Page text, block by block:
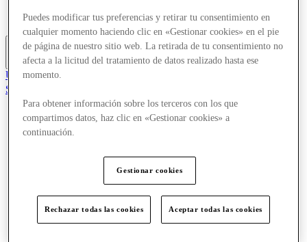
Tarjetas regalo
Más
Únete al Club
Salvado
es
Tiendas
Ofertas
Tarjetas regalo
Puedes modificar tus preferencias y retirar tu consentimiento en
cualquier momento haciendo clic en «Gestionar cookies» en el pie
de página de nuestro sitio web. La retirada de tu consentimiento no
afecta a la licitud del tratamiento de datos realizado hasta ese
momento.
Para obtener información sobre los terceros con los que
compartimos datos, haz clic en «Gestionar cookies» a
continuación.
Gestionar cookies
Rechazar todas las cookies Aceptar todas las cookies